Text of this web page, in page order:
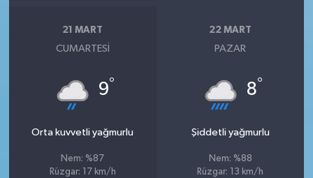
21 MART
CUMARTESI
9°
Orta kuvvetli yağmurlu
Nem: %87
Rüzgar: 17 km/h
22 MART
PAZAR
8°
Şiddetli yağmurlu
Nem: %88
Rüzgar: 13 km/h